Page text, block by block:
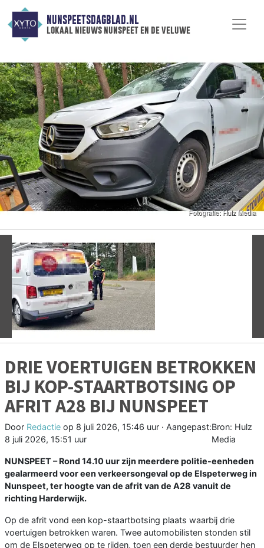
NUNSPEETSDAGBLAD.NL
lokaal nieuws nunspeet en de veluwe
Vorige
DRIE VOERTUIGEN BETROKKEN
BIJ KOP-STAARTBOTSING OP
AFRIT A28 BIJ NUNSPEET
Door Redactie op 8 juli 2026, 15:46 uur · Aangepast:
8 juli 2026, 15:51 uur
Bron: Hulz
Media
NUNSPEET – Rond 14.10 uur zijn meerdere politie-eenheden
gealarmeerd voor een verkeersongeval op de Elspeterweg in
Nunspeet, ter hoogte van de afrit van de A28 vanuit de
richting Harderwijk.
Op de afrit vond een kop-staartbotsing plaats waarbij drie
voertuigen betrokken waren. Twee automobilisten stonden stil
om de Elspeterweg op te rijden, toen een derde bestuurder hen